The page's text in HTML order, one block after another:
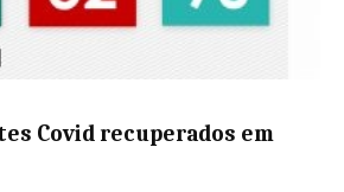
Covid recuperados em